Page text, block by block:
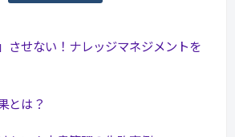
させない！ナレッジマネジメントを
とは？